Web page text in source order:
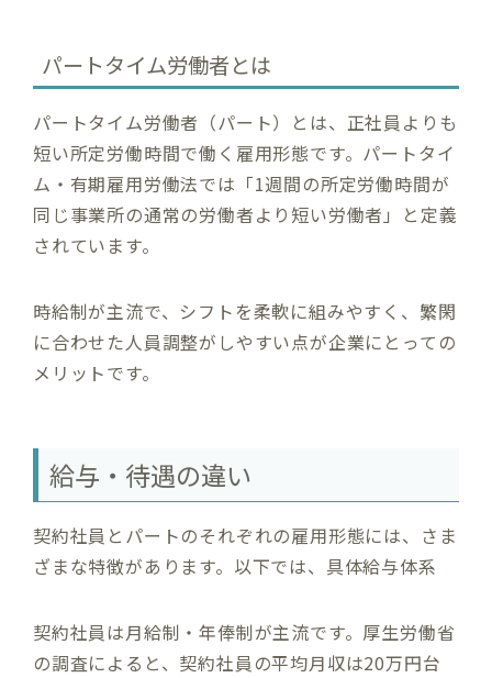
パートタイム労働者とは
パートタイム労働者（パート）とは、正社員よりも
短い所定労働時間で働く雇用形態です。パートタイ
ム・有期雇用労働法では「1週間の所定労働時間が
同じ事業所の通常の労働者より短い労働者」と定義
されています。
時給制が主流で、シフトを柔軟に組みやすく、繁閑
に合わせた人員調整がしやすい点が企業にとっての
メリットです。
給与・待遇の違い
契約社員とパートのそれぞれの雇用形態には、さま
ざまな特徴があります。以下では、具体給与体系
契約社員は月給制・年俸制が主流です。厚生労働省
の調査によると、契約社員の平均月収は20万円台